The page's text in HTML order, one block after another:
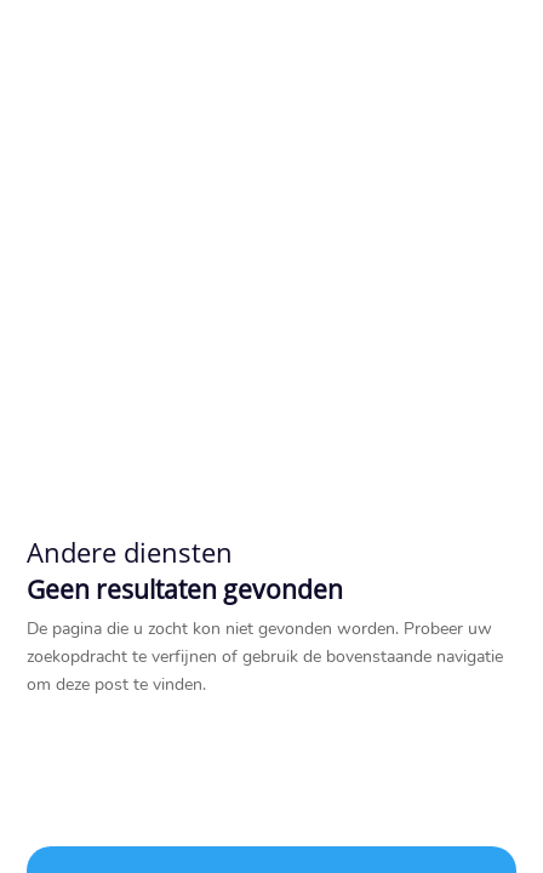
Andere diensten
Geen resultaten gevonden
De pagina die u zocht kon niet gevonden worden. Probeer uw
zoekopdracht te verfijnen of gebruik de bovenstaande navigatie
om deze post te vinden.